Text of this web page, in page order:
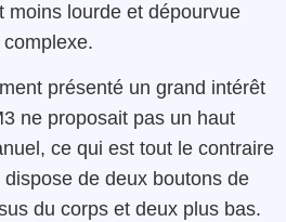
moins lourde et dépourvue
complexe.
présenté un grand intérêt
ne proposait pas un haut
ce qui est tout le contraire
de deux boutons de
du corps et deux plus bas.